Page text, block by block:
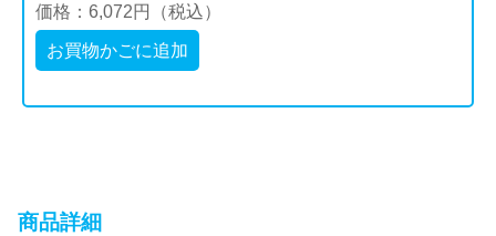
価格：6,072円（税込）
お買物かごに追加
商品詳細